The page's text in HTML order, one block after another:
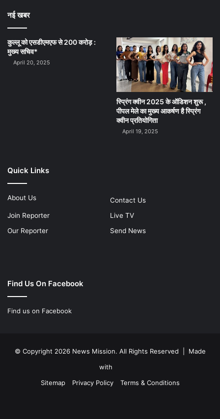
नई खबर
कुल्लू को एसडीएमएफ से 200 करोड़ :
मुख्य सचिव*
April 20, 2025
स्प्रिंग क्वीन 2025 के ऑडिशन शुरू ,
पीपल मेले का मुख्य आकर्षण है स्प्रिंग
क्वीन प्रतियोगिता
April 19, 2025
Quick Links
About Us
Contact Us
Join Reporter
Live TV
Our Reporter
Send News
Find Us On Facebook
Find us on Facebook
© Copyright 2026 News Mission. All Rights Reserved | Made
with
Sitemap
Privacy Policy Terms & Conditions